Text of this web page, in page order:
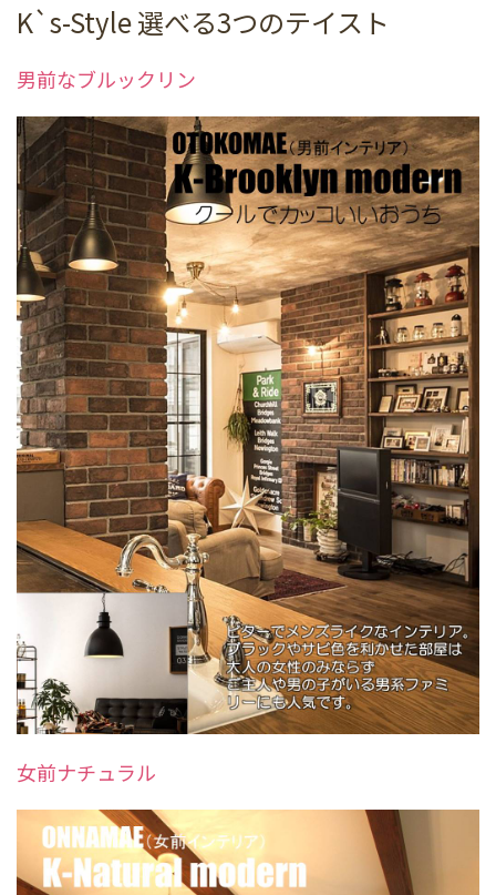
K`s-Style 選べる3つのテイスト
男前なブルックリン
女前ナチュラル